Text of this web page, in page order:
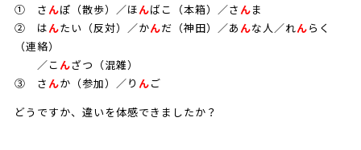
① さ んぽ（散歩）／ほんばこ（本箱）／さ んま
② はんたい（反対）／かんだ（神田）／あ んな人／れんらく
（連絡）
／こ んざつ（混雑）
③ さ んか（参加）／り んご
どうですか、違いを体感できましたか？